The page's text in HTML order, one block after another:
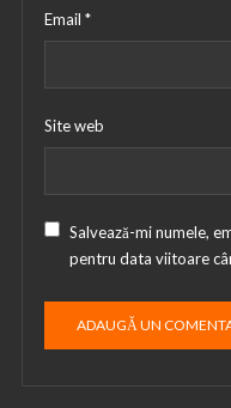
Email *
Site web
Salvează-mi numele,
pentru data viitoare